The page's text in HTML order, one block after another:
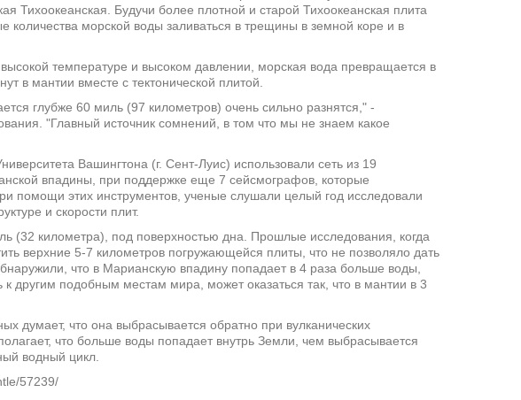
Тихоокеанская. Будучи более плотной и старой Тихоокеанская плита
количества морской воды заливаться в трещины в земной коре и в
температуре и высоком давлении, морская вода превращается в
в мантии вместе с тектонической плитой.
глубже 60 миль (97 километров) очень сильно разнятся," -
"Главный источник сомнений, в том что мы не знаем какое
Вашингтона (г. Сент-Луис) использовали сеть из 19
впадины, при поддержке еще 7 сейсмографов, которые
помощи этих инструментов, ученые слушали целый год исследовали
и скорости плит.
(32 километра), под поверхностью дна. Прошлые исследования, когда
верхние 5-7 километров погружающейся плиты, что не позволяло дать
что в Марианскую впадину попадает в 4 раза больше воды,
другим подобным местам мира, может оказаться так, что в мантии в 3
думает, что она выбрасывается обратно при вулканических
что больше воды попадает внутрь Земли, чем выбрасывается
водный цикл.
57239/